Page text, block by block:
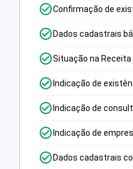
Confirmação de
Dados cadastrais
Situação na Receita
Indicação de
Indicação de
Indicação de
Dados cadastrais